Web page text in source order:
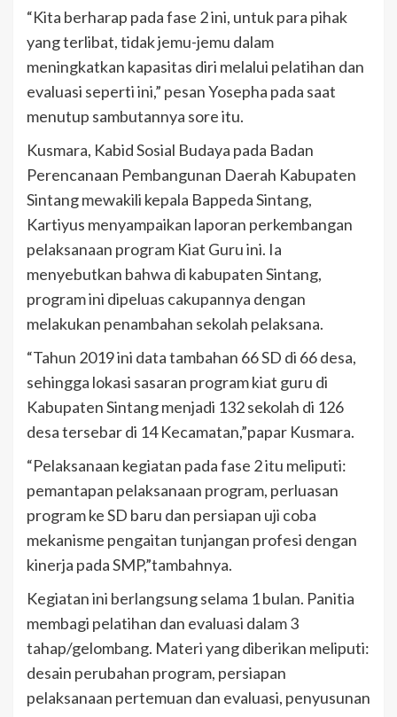
“Kita berharap pada fase 2 ini, untuk para pihak
yang terlibat, tidak jemu-jemu dalam
meningkatkan kapasitas diri melalui pelatihan dan
evaluasi seperti ini,” pesan Yosepha pada saat
menutup sambutannya sore itu.
Kusmara, Kabid Sosial Budaya pada Badan
Perencanaan Pembangunan Daerah Kabupaten
Sintang mewakili kepala Bappeda Sintang,
Kartiyus menyampaikan laporan perkembangan
pelaksanaan program Kiat Guru ini. Ia
menyebutkan bahwa di kabupaten Sintang,
program ini dipeluas cakupannya dengan
melakukan penambahan sekolah pelaksana.
“Tahun 2019 ini data tambahan 66 SD di 66 desa,
sehingga lokasi sasaran program kiat guru di
Kabupaten Sintang menjadi 132 sekolah di 126
desa tersebar di 14 Kecamatan,”papar Kusmara.
“Pelaksanaan kegiatan pada fase 2 itu meliputi:
pemantapan pelaksanaan program, perluasan
program ke SD baru dan persiapan uji coba
mekanisme pengaitan tunjangan profesi dengan
kinerja pada SMP,”tambahnya.
Kegiatan ini berlangsung selama 1 bulan. Panitia
membagi pelatihan dan evaluasi dalam 3
tahap/gelombang. Materi yang diberikan meliputi:
desain perubahan program, persiapan
pelaksanaan pertemuan dan evaluasi, penyusunan